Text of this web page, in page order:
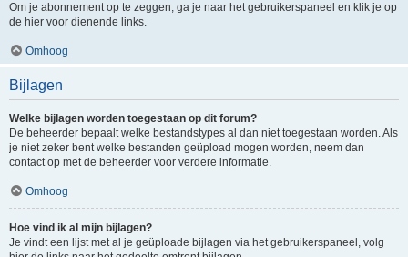
Om je abonnement op te zeggen, ga je naar het gebruikerspaneel en klik je op
de hier voor dienende links.
Omhoog
Bijlagen
Welke bijlagen worden toegestaan op dit forum?
De beheerder bepaalt welke bestandstypes al dan niet toegestaan worden. Als
je niet zeker bent welke bestanden geüpload mogen worden, neem dan
contact op met de beheerder voor verdere informatie.
Omhoog
Hoe vind ik al mijn bijlagen?
Je vindt een lijst met al je geüploade bijlagen via het gebruikerspaneel, volg